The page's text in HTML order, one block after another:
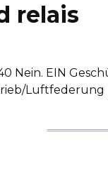
relais
Nein. EIN
Luftfederung